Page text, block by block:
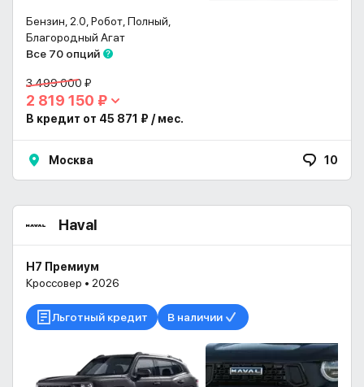
Бензин, 2.0, Робот, Полный,
Благородный Агат
Все 70 опций
3 499 000 ₽
2 819 150 ₽
В кредит от 45 871 ₽ / мес.
Москва 10
Haval
H7 Премиум
Кроссовер • 2026
Льготный кредит В наличии